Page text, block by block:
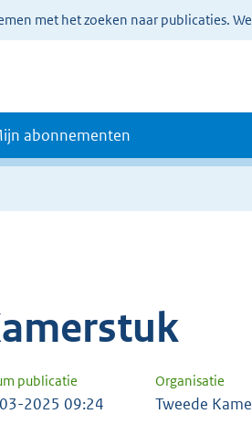
met het zoeken naar publicaties.
abonnementen
publicatie Organisatie
2025 09:24 Tweede